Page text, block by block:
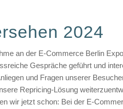
2024
an der E-Commerce Berlin
Gespräche geführt und
und Fragen unserer
Repricing-Lösung
wir jetzt schon: Bei der E-